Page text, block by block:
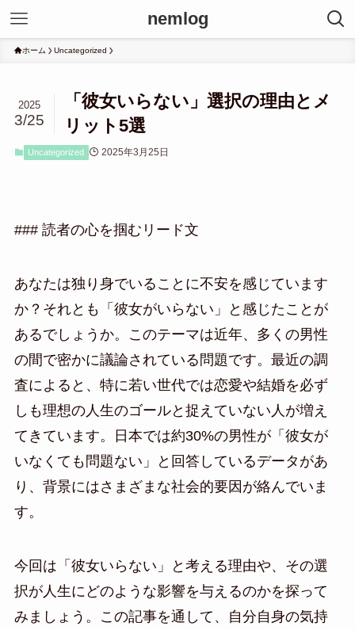
nemlog
ホーム Uncategorized
「彼女いらない」選択の理由とメ
リット5選
2025
3/25
Uncategorized 2025年3月25日
### 読者の心を掴むリード文
あなたは独り身でいることに不安を感じています
か？それとも「彼女がいらない」と感じたことが
あるでしょうか。このテーマは近年、多くの男性
の間で密かに議論されている問題です。最近の調
査によると、特に若い世代では恋愛や結婚を必ず
しも理想の人生のゴールと捉えていない人が増え
てきています。日本では約30%の男性が「彼女が
いなくても問題ない」と回答しているデータがあ
り、背景にはさまざまな社会的要因が絡んでいま
す。
今回は「彼女いらない」と考える理由や、その選
択が人生にどのような影響を与えるのかを探って
みましょう。この記事を通して、自分自身の気持